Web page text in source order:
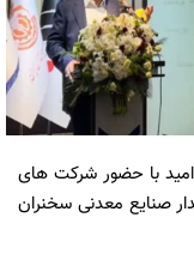
با حضور شرکت های
صنایع معدنی سخنران